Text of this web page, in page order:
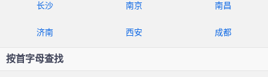
长沙 南京 南昌
济南 西安 成都
按首字母查找